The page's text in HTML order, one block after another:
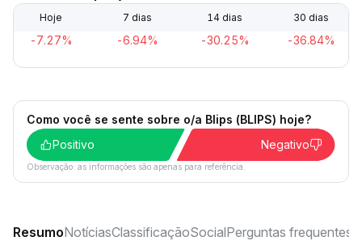
Hoje 7 dias 14 dias 30 dias
-7.27% -6.94% -30.25% -36.84%
Como você se sente sobre o/a Blips (BLIPS) hoje?
Positivo
Negativo
Observação: as informações são apenas para referência.
ResumoNotíciasClassificaçãoSocialPerguntas frequentes